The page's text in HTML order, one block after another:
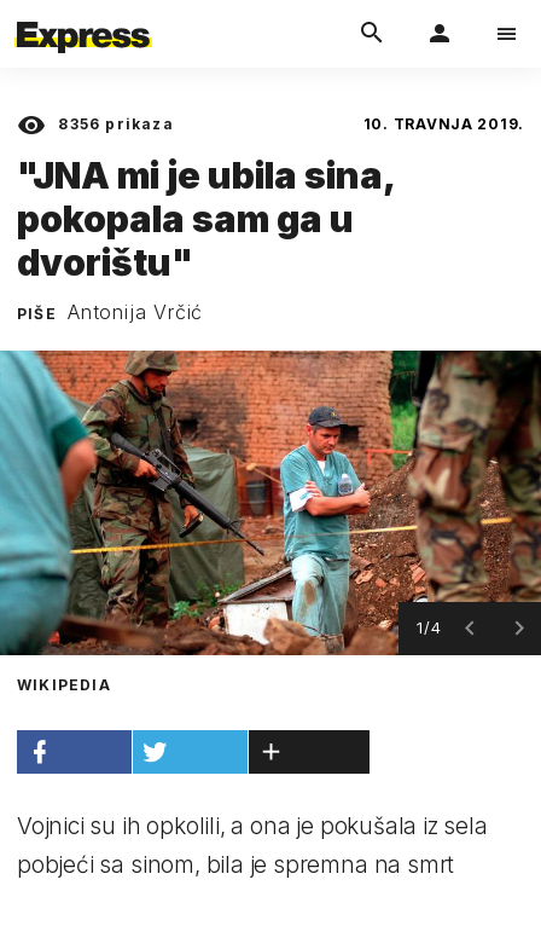
8356 prikaza 10. TRAVNJA 2019.
"JNA mi je ubila sina,
pokopala sam ga u
dvorištu"
PIŠE Antonija Vrčić
1/4
WIKIPEDIA
Vojnici su ih opkolili, a ona je pokušala iz sela
pobjeći sa sinom, bila je spremna na smrt